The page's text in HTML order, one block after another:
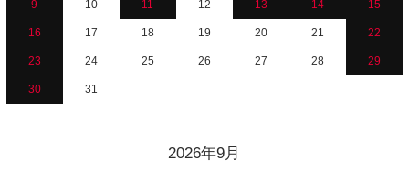
9 10 11 12 13 14 15
16 17 18 19 20 21 22
23 24 25 26 27 28 29
30 31
2026年9月